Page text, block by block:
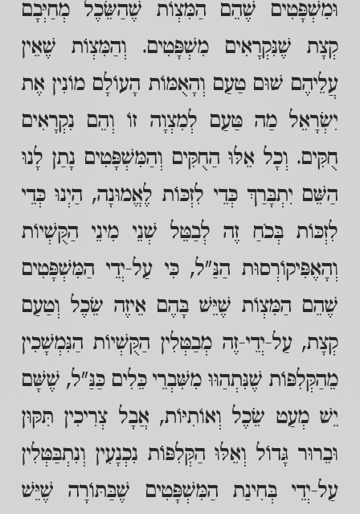
וּמִשְׁפָּטִים שֶׁהֵם הַמִּצְוֹת שֶׁהַשֵּׂכֶל מְחַיְּבָם
קְצָת שֶׁנִּקְרָאִים מִשְׁפָּטִים. וְהַמִּצְוֹת שֶׁאֵין
עֲלֵיהֶם שׁוּם טַעַם וְהָאֻמּוֹת הָעוֹלָם מוֹנִין אֶת
יִשְׂרָאֵל מַה טַּעַם לְמִצְוָה זוֹ וְהֵם נִקְרָאִים
חֻקִּים. וְכָל אֵלּוּ הַחֻקִּים וְהַמִּשְׁפָּטִים נָתַן לָנוּ
הַשֵּׁם יִתְבָּרַךְ כְּדֵי לִזְכּוֹת לֶאֱמוּנָה, הַיְנוּ כְּדֵי
לִזְכּוֹת בְּכֹחַ זֶה לְבַטֵּל שְׁנֵי מִינֵי הַקֻּשְׁיוֹת
וְהָאֶפִּיקוֹרְסוּת הַנַּ"ל, כִּי עַל-יְדֵי הַמִּשְׁפָּטִים
שֶׁהֵם הַמִּצְוֹת שֶׁיֵּשׁ בָּהֶם אֵיזֶה שֵׂכֶל וְטַעַם
קְצָת, עַל-יְדֵי-זֶה מְבַטְּלִין הַקֻּשְׁיוֹת הַנִּמְשָׁכִין
מֵהַקְּלִפּוֹת שֶׁנִּתְהַוּוּ מִשִּׁבְרֵי כֵּלִים כַּנַּ"ל, שֶׁשָּׁם
יֵשׁ מְעַט שֵׂכֶל וְאוֹתִיּוֹת, אֲבָל צְרִיכִין תִּקּוּן
וּבֵרוּר גָּדוֹל וְאֵלּוּ הַקְּלִפּוֹת נִכְנָעִין וְנִתְבַּטְּלִין
עַל-יְדֵי בְּחִינַת הַמִּשְׁפָּטִים שֶׁבַּתּוֹרָה שֶׁיֵּשׁ